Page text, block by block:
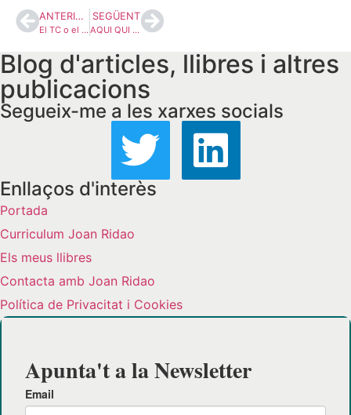
ANTERIOR
El TC o el Gobierno de los jueces
SEGÜENT
AQUI QUI MANA?
Blog d'articles, llibres i altres
publicacions
Segueix-me a les xarxes socials
Enllaços d'interès
Portada
Curriculum Joan Ridao
Els meus llibres
Contacta amb Joan Ridao
Política de Privacitat i Cookies